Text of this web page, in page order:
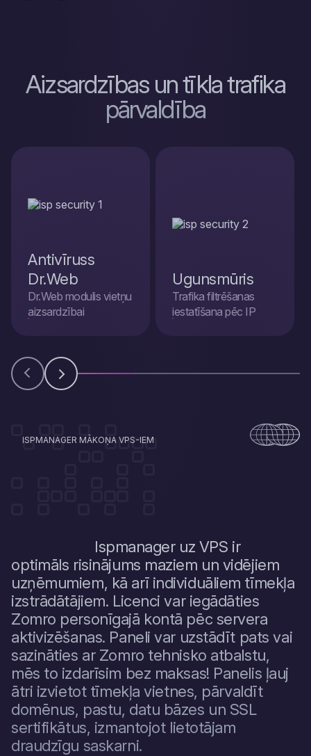
Aizsardzības un tīkla trafika
pārvaldība
Antivīruss
Dr.Web
Dr.Web modulis vietņu
aizsardzībai
Ugunsmūris
Trafika filtrēšanas
iestatīšana pēc IP
ISPMANAGER MĀKOŅA VPS-IEM
Ispmanager uz VPS ir
optimāls risinājums maziem un vidējiem
uzņēmumiem, kā arī individuāliem tīmekļa
izstrādātājiem. Licenci var iegādāties
Zomro personīgajā kontā pēc servera
aktivizēšanas. Paneli var uzstādīt pats vai
sazināties ar Zomro tehnisko atbalstu,
mēs to izdarīsim bez maksas! Panelis ļauj
ātri izvietot tīmekļa vietnes, pārvaldīt
domēnus, pastu, datu bāzes un SSL
sertifikātus, izmantojot lietotājam
draudzīgu saskarni.